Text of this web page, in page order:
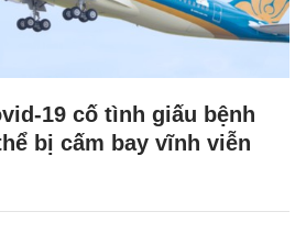
19 cố tình giấu bệnh
bị cấm bay vĩnh viễn